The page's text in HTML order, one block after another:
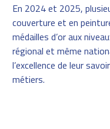
En 2024 et 2025,
couverture et en
médailles d’or aux
régional et même
l’excellence de leur
métiers.